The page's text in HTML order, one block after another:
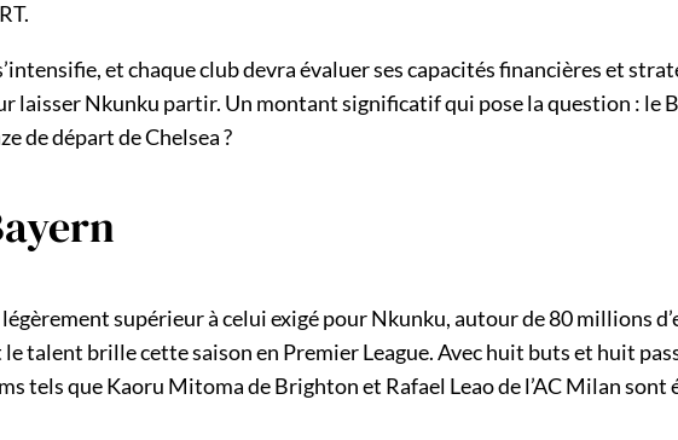
et chaque club devra évaluer ses capacités financières et
laisser Nkunku partir. Un montant significatif qui pose la question : le
de départ de Chelsea ?
supérieur à celui exigé pour Nkunku, autour de 80 millions
talent brille cette saison en Premier League. Avec huit buts et huit
tels que Kaoru Mitoma de Brighton et Rafael Leao de l’AC Milan sont